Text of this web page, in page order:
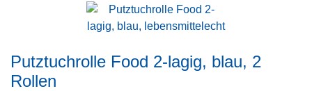
Putztuchrolle Food 2-lagig, blau, 2
Rollen